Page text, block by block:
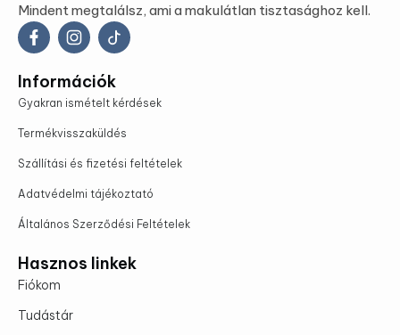
Mindent megtalálsz, ami a makulátlan tisztasághoz kell.
Információk
Gyakran ismételt kérdések
Termékvisszaküldés
Szállítási és fizetési feltételek
Adatvédelmi tájékoztató
Általános Szerződési Feltételek
Hasznos linkek
Fiókom
Tudástár